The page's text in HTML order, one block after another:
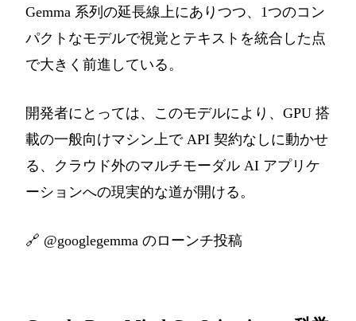
Gemma 系列の延長線上にありつつ、1つのコン
パクトなモデルで視覚とテキストを統合した点
で大きく前進している。
開発者にとっては、このモデルにより、GPU 搭
載の一般向けマシン上で API 契約なしに動かせ
る、クラウド外のマルチモーダル AI アプリケ
ーションへの現実的な道が開ける。
🔗 @googlegemma のローンチ投稿